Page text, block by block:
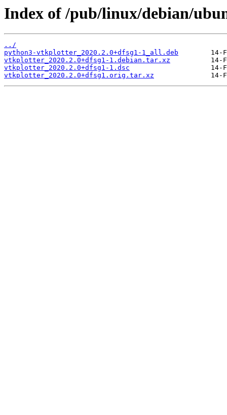
Index of /pub/linux/debian/
../
python3-vtkplotter_2020.2.0+dfsg1-1_all.deb
vtkplotter_2020.2.0+dfsg1-1.debian.tar.xz
vtkplotter_2020.2.0+dfsg1-1.dsc
vtkplotter_2020.2.0+dfsg1.orig.tar.xz